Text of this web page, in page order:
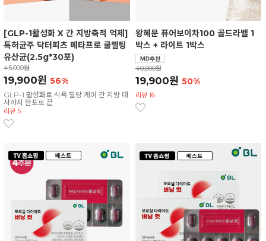
[GLP-1활성화 X 간 지방축적 억제]
특허균주 닥터피츠 메타프로 쿨멜팅
유산균(2.5g*30포)
45,000원
19,900원56%
GLP-1 활성화로 식욕·혈당 케어 간 지방 대
사까지 한포로 끝
리뷰 5
왕혜문 퓨어보이차100 골드라벨 1
박스 + 라이트 1박스
40,000원
19,900원 50%
리뷰 16